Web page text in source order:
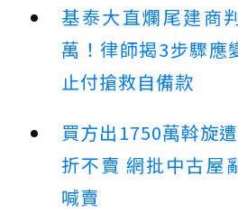
基泰大直爛尾建商
萬！律師揭3步驟應
止付搶救自備款
買方出1750萬斡旋
折不賣 網批中古屋
喊賣